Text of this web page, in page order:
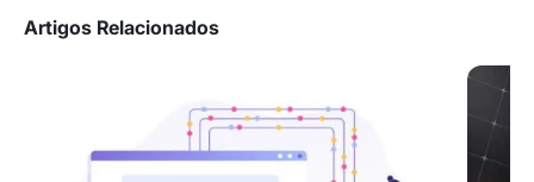
Artigos Relacionados
*Ao assinar nossa newsletter, você concorda em receber
nossas comunicações e está de acordo com as nossas